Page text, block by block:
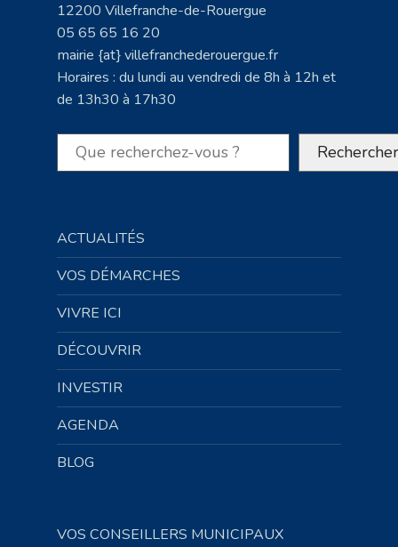
12200 Villefranche-de-Rouergue
05 65 65 16 20
mairie {at} villefranchederouergue.fr
Horaires : du lundi au vendredi de 8h à 12h et
de 13h30 à 17h30
Rechercher Rechercher
ACTUALITÉS
VOS DÉMARCHES
VIVRE ICI
DÉCOUVRIR
INVESTIR
AGENDA
BLOG
VOS CONSEILLERS MUNICIPAUX